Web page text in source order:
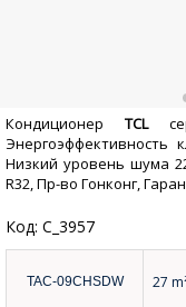
Кондиционер TCL
Энергоэффективность
Низкий уровень шума
R32, Пр-во Гонконг,
Код: C_3957
TAC-09CHSDW 27